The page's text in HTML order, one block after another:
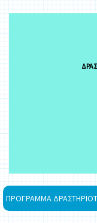
ΠΡΟΓΡΑΜΜΑ